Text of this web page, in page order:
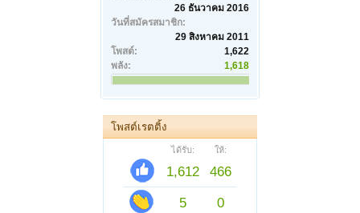
26 ธันวาคม 2016
วันที่สมัครสมาชิก:
29 สิงหาคม 2011
โพสต์:
1,622
พลัง:
1,618
โพสต์เรตติ้ง
ได้รับ: ให้:
1,612
466
5
0